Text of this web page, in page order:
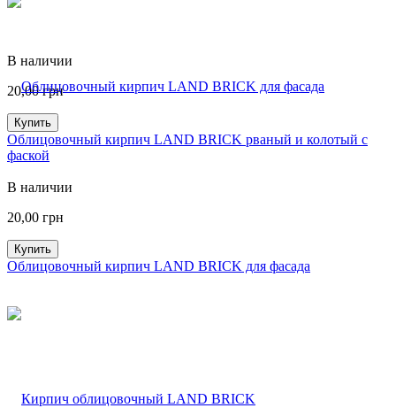
В наличии
20,00грн
Купить
Облицовочный кирпич LAND BRICK рваный и колотый с
фаской
В наличии
20,00 грн
Купить
Облицовочный кирпич LAND BRICK для фасада